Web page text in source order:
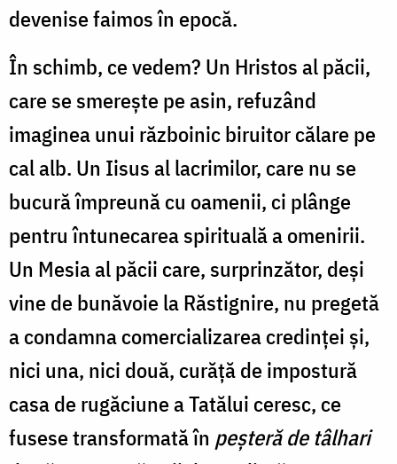
devenise faimos în epocă.
În schimb, ce vedem? Un Hristos al păcii,
care se smereşte pe asin, refuzând
imaginea unui războinic biruitor călare pe
cal alb. Un Iisus al lacrimilor, care nu se
bucură împreună cu oamenii, ci plânge
pentru întunecarea spirituală a omenirii.
Un Mesia al păcii care, surprinzător, deşi
vine de bunăvoie la Răstignire, nu pregetă
a condamna comercializarea credinţei şi,
nici una, nici două, curăţă de impostură
casa de rugăciune a Tatălui ceresc, ce
fusese transformată în peşteră de tâlhari